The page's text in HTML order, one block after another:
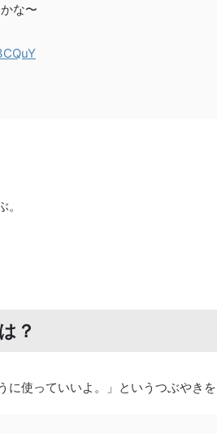
な〜
？
使っていいよ。」というつぶやきを